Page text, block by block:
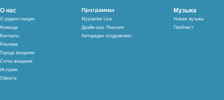
О нас
О радиостанции
Команда
Контакты
Реклама
Города вещания
Сетка вещания
История
Оферта
Программы
Мурзилки Live
Драйв-шоу Поехали
Авторадио поздравляет
Музыка
Новая музыка
Плейлист